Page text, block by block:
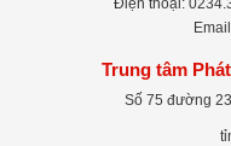
Điện thoại:
Trung tâm
Số 75 đường